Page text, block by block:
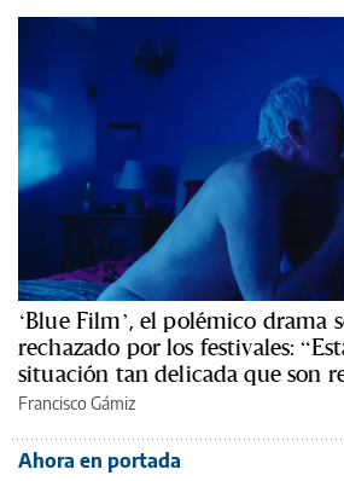
‘Blue Film’, el polémico drama
rechazado por los festivales:
situación tan delicada que son
Francisco Gámiz
Ahora en portada